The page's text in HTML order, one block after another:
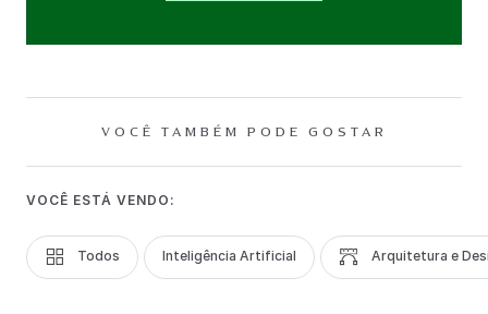
VOCÊ TAMBÉM PODE GOSTAR
VOCÊ ESTÁ VENDO:
Todos Inteligência Artificial Arquitetura e